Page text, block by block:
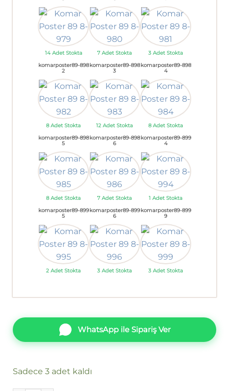
14 Adet Stokta 7 Adet Stokta
3 Adet Stokta
komarposter89-898
2
8 Adet Stokta
komarposter89-898
3
12 Adet Stokta
komarposter89-898
4
8 Adet Stokta
komarposter89-898
5
8 Adet Stokta
komarposter89-898
6
7 Adet Stokta
komarposter89-899
4
1 Adet Stokta
komarposter89-899
5
2 Adet Stokta
komarposter89-899
6
3 Adet Stokta
komarposter89-899
9
3 Adet Stokta
WhatsApp ile Sipariş Ver
Sadece 3 adet kaldı